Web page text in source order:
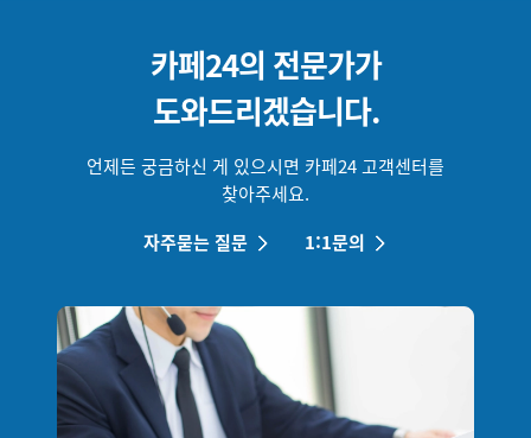
카페24의 전문가가
도와드리겠습니다.
언제든 궁금하신 게 있으시면 카페24 고객센터를
찾아주세요.
자주묻는 질문
1:1문의